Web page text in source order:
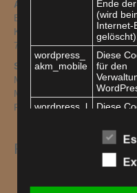
Adresse
Bürgerkreis Sinsheim e. V.
Kleine Kirchgasse 5
74889 Sinsheim
Sprechzeiten
Montag + Dienstag: 13–14
Mittwoch + Donnerstag: 09-
Freitag: 09–10 Uhr
Fachdienste
EhFa
Ende
(wird
Internet-
gelöscht).
wordpress_
akm_mobile
Diese
für den
wordpress_l
Diese
gelten
akm_mobile
für den